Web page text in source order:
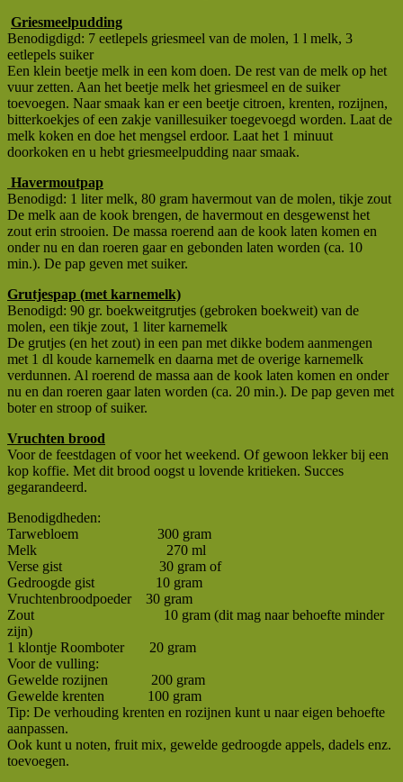
Griesmeelpudding
Benodigdigd: 7 eetlepels griesmeel van de molen, 1 l melk, 3
eetlepels suiker
Een klein beetje melk in een kom doen. De rest van de melk op het
vuur zetten. Aan het beetje melk het griesmeel en de suiker
toevoegen. Naar smaak kan er een beetje citroen, krenten, rozijnen,
bitterkoekjes of een zakje vanillesuiker toegevoegd worden. Laat de
melk koken en doe het mengsel erdoor. Laat het 1 minuut
doorkoken en u hebt griesmeelpudding naar smaak.
Havermoutpap
Benodigd: 1 liter melk, 80 gram havermout van de molen, tikje zout
De melk aan de kook brengen, de havermout en desgewenst het
zout erin strooien. De massa roerend aan de kook laten komen en
onder nu en dan roeren gaar en gebonden laten worden (ca. 10
min.). De pap geven met suiker.
Grutjespap (met karnemelk)
Benodigd: 90 gr. boekweitgrutjes (gebroken boekweit) van de
molen, een tikje zout, 1 liter karnemelk
De grutjes (en het zout) in een pan met dikke bodem aanmengen
met 1 dl koude karnemelk en daarna met de overige karnemelk
verdunnen. Al roerend de massa aan de kook laten komen en onder
nu en dan roeren gaar laten worden (ca. 20 min.). De pap geven met
boter en stroop of suiker.
Vruchten brood
Voor de feestdagen of voor het weekend. Of gewoon lekker bij een
kop koffie. Met dit brood oogst u lovende kritieken. Succes
gegarandeerd.
Benodigdheden:
Tarwebloem 300 gram
Melk 270 ml
Verse gist 30 gram of
Gedroogde gist 10 gram
Vruchtenbroodpoeder 30 gram
Zout 10 gram (dit mag naar behoefte minder
zijn)
1 klontje Roomboter 20 gram
Voor de vulling:
Gewelde rozijnen 200 gram
Gewelde krenten 100 gram
Tip: De verhouding krenten en rozijnen kunt u naar eigen behoefte
aanpassen.
Ook kunt u noten, fruit mix, gewelde gedroogde appels, dadels enz.
toevoegen.